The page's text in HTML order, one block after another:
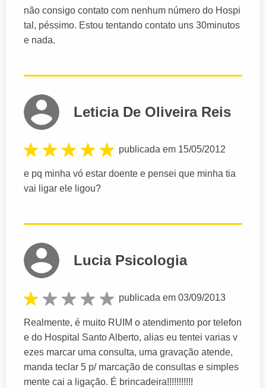
não consigo contato com nenhum número do Hospi
tal, péssimo. Estou tentando contato uns 30minutos
e nada.
Leticia De Oliveira Reis
publicada em 15/05/2012
e pq minha vó estar doente e pensei que minha tia
vai ligar ele ligou?
Lucia Psicologia
publicada em 03/09/2013
Realmente, é muito RUIM o atendimento por telefon
e do Hospital Santo Alberto, alias eu tentei varias v
ezes marcar uma consulta, uma gravação atende,
manda teclar 5 p/ marcação de consultas e simples
mente cai a ligação. É brincadeira!!!!!!!!!!!